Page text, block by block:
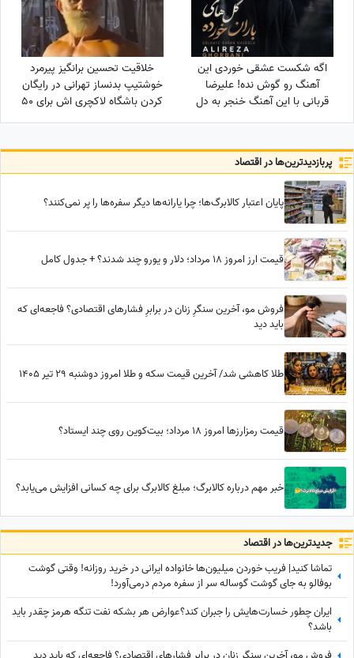
اگه شکست عشقی خوردی این
آهنگ رو گوش نده! علیرضا
قربانی با این آهنگ خنجر به دل
همه زد/ دانلود آهنگ «گل‌های
و بعد از تو دنیا غرق شد در
گریه‌هایم💔
خلاقیت تحسین برانگیز پیرمرد
خوشتیپ بدنساز تهرانی در رایگان
کردن باشگاه لاکچری اش برای 50
سال به بالا حماسه آفرید +فیلم/
خودت یک پا هادی چوپان هستی
پربازدید‌ترین‌ها در اقتصاد
پایان اعتبار کالابرگ‌ها؛ چرا یارانه‌ها دیگر سفره‌ها را پر نمی‌کنند؟
قیمت ارز امروز 18 مرداد؛ دلار و یورو چند شدند؟ + جدول کامل
فروش مو، آخرین سنگرِ زنان در برابرِ فشارهای اقتصادی؟ فاجعه‌ای که
باید دید
طلا کاهشی شد/ آخرین قیمت سکه و طلا امروز دوشنبه 29 تیر 1405
قیمت رمزارزها امروز 18 مرداد؛ بیت‌کوین روی چند ایستاد؟
خبر مهم درباره کالابرگ؛ مبلغ کالابرگ برای چه کسانی افزایش می‌یابد؟
جدید‌ترین‌ها در اقتصاد
تماشا کنید| فریب خوردن میلیون‌ها خانواده ایرانی در خرید روزانه! وقتی گوشت
بوفالو به جای گوشت گوساله سر از سفره مردم درمی‌آورد!
ایران چطور خسارت‌هایش را جبران کند؟عوارض هر بشکه نفت تنگه هرمز چقدر باید
باشد؟